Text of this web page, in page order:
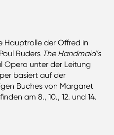
Hauptrolle der Offred in
Ruders The Handmaid’s
Opera unter der Leitung
basiert auf der
Buches von Margaret
am 8., 10., 12. und 14.